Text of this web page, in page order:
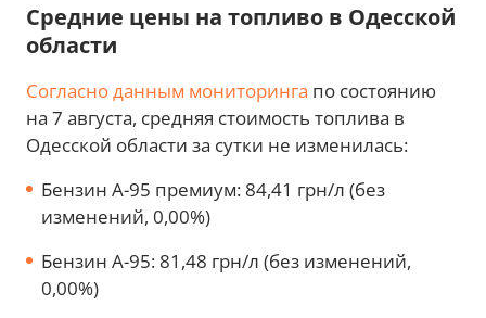
Средние цены на топливо в Одесской
области
Согласно данным мониторинга по состоянию
на 7 августа, средняя стоимость топлива в
Одесской области за сутки не изменилась:
Бензин А-95 премиум: 84,41 грн/л (без
изменений, 0,00%)
Бензин А-95: 81,48 грн/л (без изменений,
0,00%)